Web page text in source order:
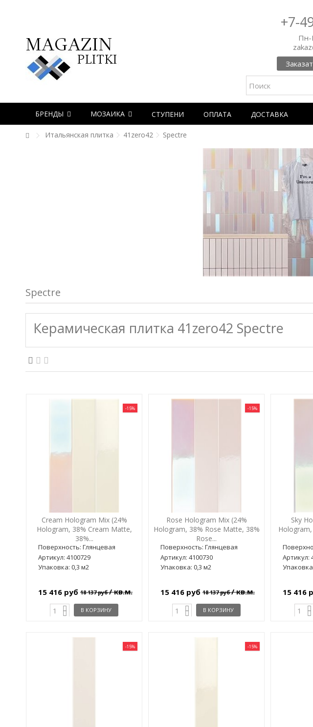
+7-
Пн-
БРЕНДЫ МОЗАИКА СТУПЕНИ ОПЛАТА ДОСТАВКА
Итальянская плитка 41zero42 Spectre
Spectre
Керамическая плитка 41zero42 Spectre
-15%
Cream Hologram Mix (24%
Hologram, 38% Cream Matte,
38%...
Поверхность: Глянцевая
Артикул: 4100729
Упаковка: 0,3 м2
15 416 руб 18 137 руб/ кв.м.
В КОРЗИНУ
-15%
Rose Hologram Mix (24%
Hologram, 38% Rose Matte, 38%
Rose...
Поверхность: Глянцевая
Артикул: 4100730
Упаковка: 0,3 м2
15 416 руб 18 137 руб/ кв.м.
В КОРЗИНУ
Sky
Артикул:
15 416
-15% -15%